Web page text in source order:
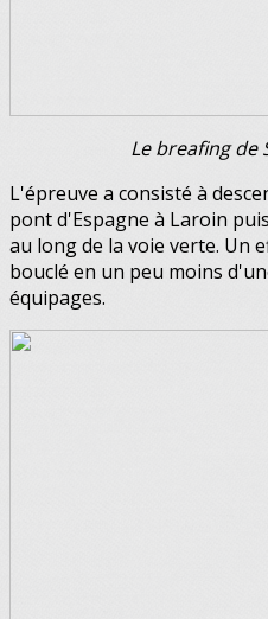
Le breafing de
L'épreuve a consisté à
pont d'Espagne à Laroin
au long de la voie verte. Un
bouclé en un peu moins
équipages.